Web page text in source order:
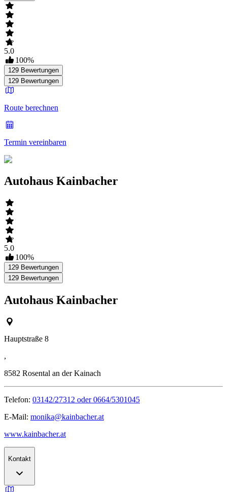
5.0
100%
129 Bewertungen
129 Bewertungen
Route berechnen
Termin vereinbaren
Autohaus Kainbacher
5.0
100%
129 Bewertungen
129 Bewertungen
Autohaus Kainbacher
Hauptstraße 8
,
8582 Rosental an der Kainach
Telefon: 03142/27312 oder 0664/5301045
E-Mail: monika@kainbacher.at
www.kainbacher.at
Kontakt